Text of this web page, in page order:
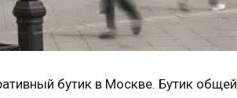
бутик в Москве. Бутик общей